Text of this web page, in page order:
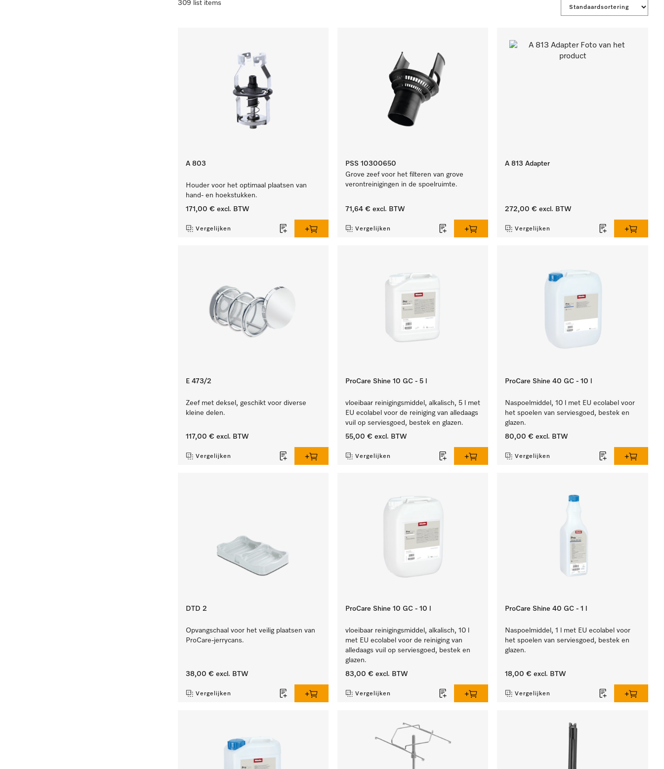
309 list items
A 803
Houder voor het optimaal plaatsen van
hand- en hoekstukken.
171,00 € excl. BTW
Vergelijken
PSS 10300650
Grove zeef voor het filteren van grove
verontreinigingen in de spoelruimte.
71,64 € excl. BTW
Vergelijken
A 813 Adapter
272,00 € excl. BTW
Vergelijken
E 473/2
Zeef met deksel, geschikt voor diverse
kleine delen.
117,00 € excl. BTW
Vergelijken
ProCare Shine 10 GC - 5 l
vloeibaar reinigingsmiddel, alkalisch, 5 l met
EU ecolabel voor de reiniging van alledaags
vuil op serviesgoed, bestek en glazen.
55,00 € excl. BTW
Vergelijken
ProCare Shine 40 GC - 10 l
Naspoelmiddel, 10 l met EU ecolabel voor
het spoelen van serviesgoed, bestek en
glazen.
80,00 € excl. BTW
Vergelijken
DTD 2
Opvangschaal voor het veilig plaatsen van
ProCare-jerrycans.
38,00 € excl. BTW
Vergelijken
ProCare Shine 10 GC - 10 l
vloeibaar reinigingsmiddel, alkalisch, 10 l
met EU ecolabel voor de reiniging van
alledaags vuil op serviesgoed, bestek en
glazen.
83,00 € excl. BTW
Vergelijken
ProCare Shine 40 GC - 1 l
Naspoelmiddel, 1 l met EU ecolabel voor
het spoelen van serviesgoed, bestek en
glazen.
18,00 € excl. BTW
Vergelijken